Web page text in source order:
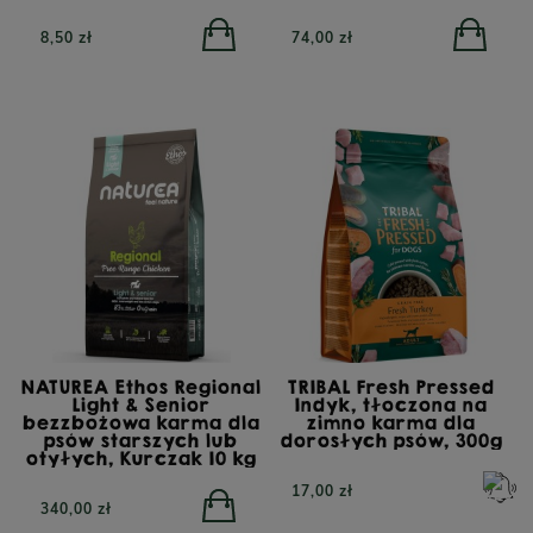
8,50 zł 74,00 zł
NATUREA Ethos Regional
Light & Senior
bezzbożowa karma dla
psów starszych lub
otyłych, Kurczak 10 kg
340,00 zł
TRIBAL Fresh Pressed
Indyk, tłoczona na
zimno karma dla
dorosłych psów, 300g
17,00 zł